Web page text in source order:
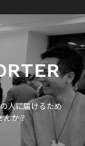
人に届けるため
か？